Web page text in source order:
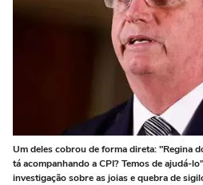
Um deles cobrou de forma direta: "Regina
tá acompanhando a CPI? Temos de ajudá-
investigação sobre as joias e quebra de